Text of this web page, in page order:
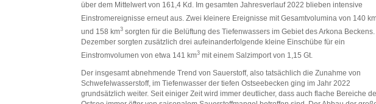
über dem Mittelwert von 161,4 Kd. Im gesamten Jahresverlauf 2022 blieben intensive
Einstromereignisse erneut aus. Zwei kleinere Ereignisse mit Gesamtvolumina von 140
und 158 km3 sorgten für die Belüftung des Tiefenwassers im Gebiet des Arkona Beckens.
Dezember sorgten zusätzlich drei aufeinanderfolgende kleine Einschübe für ein
Einstromvolumen von etwa 141 km3 mit einem Salzimport von 1,15 Gt.
Der insgesamt abnehmende Trend von Sauerstoff, also tatsächlich die Zunahme von
Schwefelwasserstoff, im Tiefenwasser der tiefen Ostseebecken ging im Jahr 2022
grundsätzlich weiter. Seit einiger Zeit wird immer deutlicher, dass auch flache Bereiche